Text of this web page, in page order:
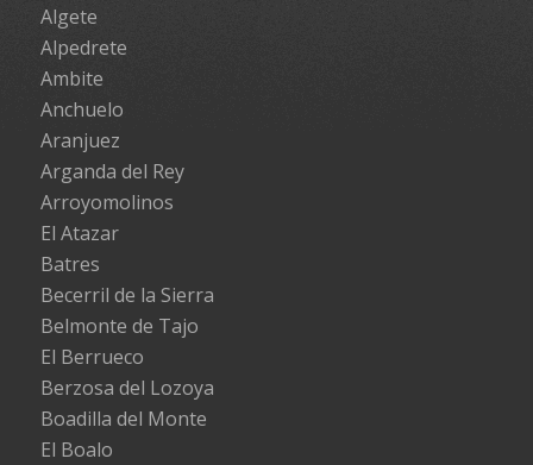
Algete
Alpedrete
Ambite
Anchuelo
Aranjuez
Arganda del Rey
Arroyomolinos
El Atazar
Batres
Becerril de la Sierra
Belmonte de Tajo
El Berrueco
Berzosa del Lozoya
Boadilla del Monte
El Boalo